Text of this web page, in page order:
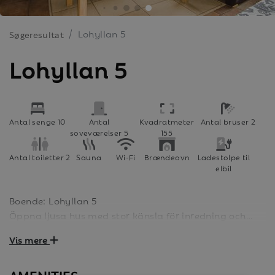
Søgeresultat Lohyllan 5
Lohyllan 5
Antal senge 10
Antal
soveværelser 5
Kvadratmeter
155
Antal bruser 2
Antal toiletter 2 Sauna Wi-Fi Brændeovn
Ladestolpe til
elbil
Boende: Lohyllan 5
Öppna ljusa hus med stor känsla för inredning och
mysiga kvällar framför braskaminen. Parhus på 155
Vis mere